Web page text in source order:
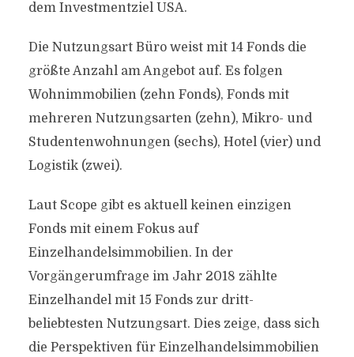
dem Investmentziel USA.
Die Nutzungsart Büro weist mit 14 Fonds die
größte Anzahl am Angebot auf. Es folgen
Wohnimmobilien (zehn Fonds), Fonds mit
mehreren Nutzungsarten (zehn), Mikro- und
Studentenwohnungen (sechs), Hotel (vier) und
Logistik (zwei).
Laut Scope gibt es aktuell keinen einzigen
Fonds mit einem Fokus auf
Einzelhandelsimmobilien. In der
Vorgängerumfrage im Jahr 2018 zählte
Einzelhandel mit 15 Fonds zur dritt-
beliebtesten Nutzungsart. Dies zeige, dass sich
die Perspektiven für Einzelhandelsimmobilien